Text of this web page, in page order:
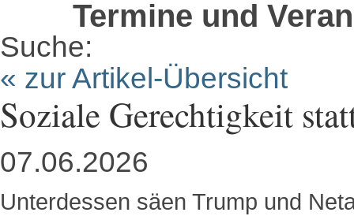
Termine und
Suche:
« zur Artikel-Übersicht
Soziale Gerechtigkeit
07.06.2026
Unterdessen säen Trump und